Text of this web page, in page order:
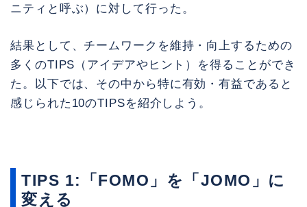
ニティと呼ぶ）に対して行った。
結果として、チームワークを維持・向上するための
多くのTIPS（アイデアやヒント）を得ることができ
た。以下では、その中から特に有効・有益であると
感じられた10のTIPSを紹介しよう。
TIPS 1:「FOMO」を「JOMO」に
変える